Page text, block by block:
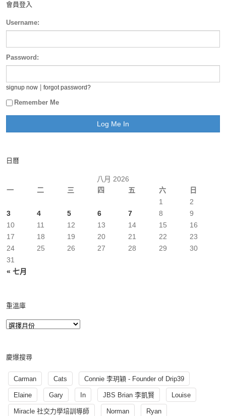
會員登入
Username:
Password:
signup now forgot password?
Remember Me
日曆
八月 2026
一
二 三 四 五 六 日
« 七月
1
2
3
4 5 6 7 8
9
10
11 12 13 14 15
16
17
18 19 20 21 22
23
24
25 26 27 28 29
30
31
重溫庫
慶爆搜尋
Carman Cats Connie 李玥穎 - Founder of Drip39
Elaine Gary In JBS Brian 李凱賢 Louise
Miracle 社交力學培訓導師 Norman Ryan